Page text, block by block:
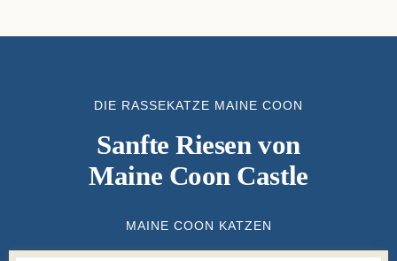
DIE RASSEKATZE MAINE COON
Sanfte Riesen von
Maine Coon Castle
MAINE COON KATZEN